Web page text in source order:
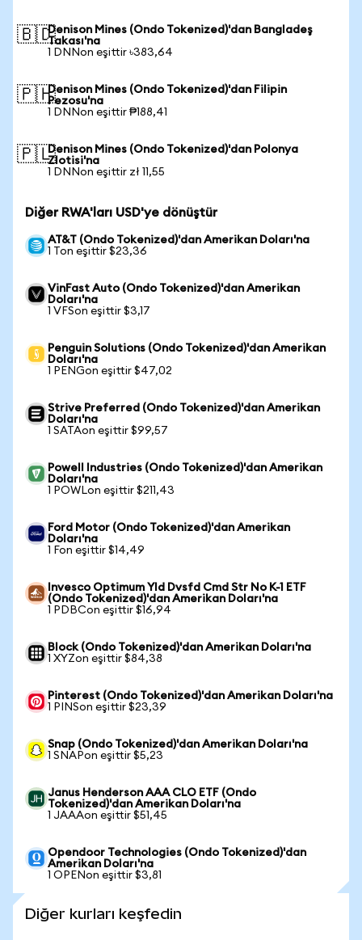
🇧🇩Denison Mines (Ondo Tokenized)'dan Bangladeş
Takası'na
1 DNNon eşittir ৳383,64
🇵🇭Denison Mines (Ondo Tokenized)'dan Filipin
Pezosu'na
1 DNNon eşittir ₱188,41
🇵🇱Denison Mines (Ondo Tokenized)'dan Polonya
Zlotisi'na
1 DNNon eşittir zł 11,55
Diğer RWA'ları USD'ye dönüştür
AT&T (Ondo Tokenized)'dan Amerikan Doları'na
1 Ton eşittir $23,36
VinFast Auto (Ondo Tokenized)'dan Amerikan
Doları'na
1 VFSon eşittir $3,17
Penguin Solutions (Ondo Tokenized)'dan Amerikan
Doları'na
1 PENGon eşittir $47,02
Strive Preferred (Ondo Tokenized)'dan Amerikan
Doları'na
1 SATAon eşittir $99,57
Powell Industries (Ondo Tokenized)'dan Amerikan
Doları'na
1 POWLon eşittir $211,43
Ford Motor (Ondo Tokenized)'dan Amerikan
Doları'na
1 Fon eşittir $14,49
Invesco Optimum Yld Dvsfd Cmd Str No K-1 ETF
(Ondo Tokenized)'dan Amerikan Doları'na
1 PDBCon eşittir $16,94
Block (Ondo Tokenized)'dan Amerikan Doları'na
1 XYZon eşittir $84,38
Pinterest (Ondo Tokenized)'dan Amerikan Doları'na
1 PINSon eşittir $23,39
Snap (Ondo Tokenized)'dan Amerikan Doları'na
1 SNAPon eşittir $5,23
Janus Henderson AAA CLO ETF (Ondo
Tokenized)'dan Amerikan Doları'na
1 JAAAon eşittir $51,45
Opendoor Technologies (Ondo Tokenized)'dan
Amerikan Doları'na
1 OPENon eşittir $3,81
Diğer kurları keşfedin